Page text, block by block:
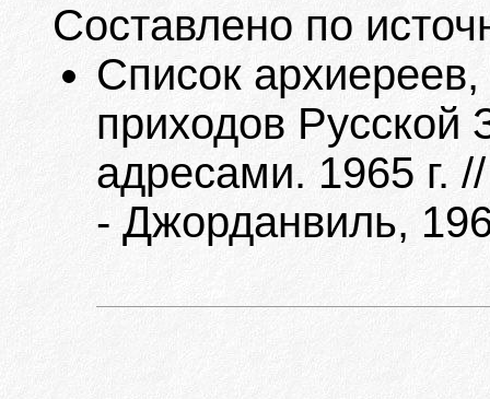
Составлено по
Список
приходов Русской
адресами. 1965 г.
- Джорданвиль,